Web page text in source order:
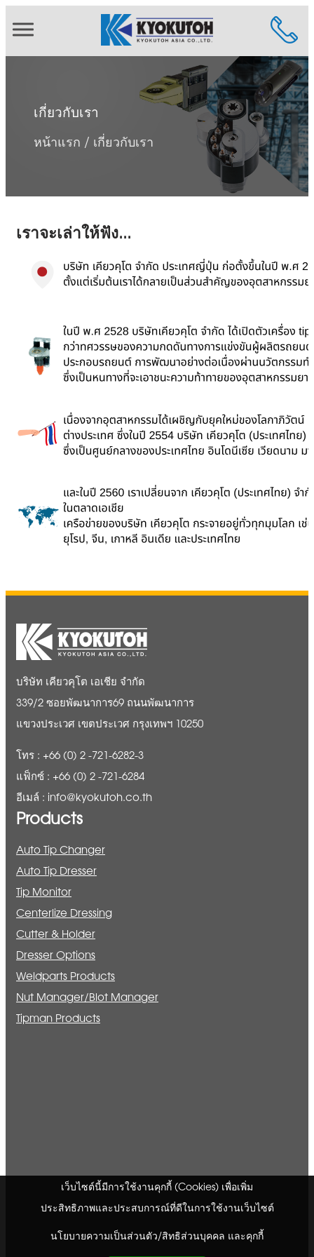
KYOKUTOH ASIA
เกี่ยวกับเรา
หน้าแรก เกี่ยวกับเรา
เราจะเล่าให้ฟัง...
บริษัท เคียวคุโต เอเชีย จำกัด
339/2 ซอยพัฒนาการ69 ถนนพัฒนาการ
แขวงประเวศ เขตประเวศ กรุงเทพฯ 10250
โทร : +66 (0) 2 -721-6282-3
แฟ็กซ์ : +66 (0) 2 -721-6284
อีเมล์ : info@kyokutoh.co.th
Products
Auto Tip Changer
Auto Tip Dresser
Tip Monitor
Centerlize Dressing
Cutter & Holder
Dresser Options
Weldparts Products
Nut Manager/Blot Manager
Tipman Products
เว็บไซต์นี้มีการใช้งานคุกกี้ (Cookies) เพื่อเพิ่ม
ประสิทธิภาพและประสบการณ์ที่ดีในการใช้งานเว็บไซต์
นโยบายความเป็นส่วนตัว/สิทธิส่วนบุคคล และคุกกี้